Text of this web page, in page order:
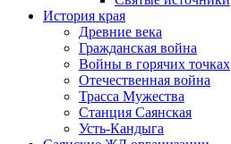
История края
Древние века
Гражданская война
Войны в горячих точках
Отечественная война
Трасса Мужества
Станция Саянская
Усть-Кандыга